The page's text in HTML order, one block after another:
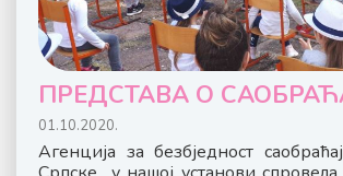
ПРЕДСТАВА О
01.10.2020.
Агенција за безбједност